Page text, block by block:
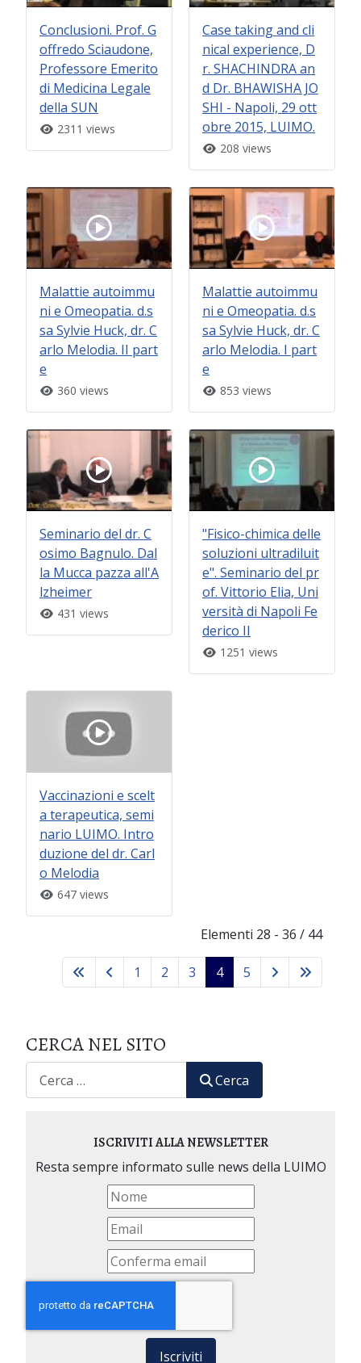
Conclusioni. Prof. G
offredo Sciaudone,
Professore Emerito
di Medicina Legale
della SUN
2311 views
Case taking and cli
nical experience, D
r. SHACHINDRA an
d Dr. BHAWISHA JO
SHI - Napoli, 29 ott
obre 2015, LUIMO.
208 views
Malattie autoimmu
ni e Omeopatia. d.s
sa Sylvie Huck, dr. C
arlo Melodia. II part
e
360 views
Malattie autoimmu
ni e Omeopatia. d.s
sa Sylvie Huck, dr. C
arlo Melodia. I part
e
853 views
Seminario del dr. C
osimo Bagnulo. Dal
la Mucca pazza all'A
lzheimer
431 views
"Fisico-chimica delle
soluzioni ultradiluit
e". Seminario del pr
of. Vittorio Elia, Uni
versità di Napoli Fe
derico II
1251 views
Vaccinazioni e scelt
a terapeutica, semi
nario LUIMO. Intro
duzione del dr. Carl
o Melodia
647 views
Elementi 28 - 36 / 44
1 2 3 4 5
CERCA NEL SITO
Cerca
ISCRIVITI ALLA NEWSLETTER
Resta sempre informato sulle news della LUIMO
Iscriviti